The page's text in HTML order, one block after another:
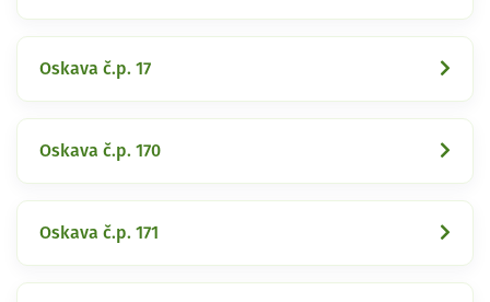
Oskava č.p. 17
Oskava č.p. 170
Oskava č.p. 171